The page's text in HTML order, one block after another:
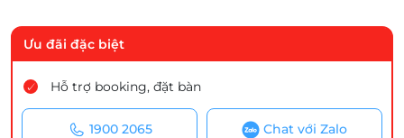
Ưu đãi đặc biệt
Hỗ trợ booking, đặt bàn
1900 2065 Chat với Zalo